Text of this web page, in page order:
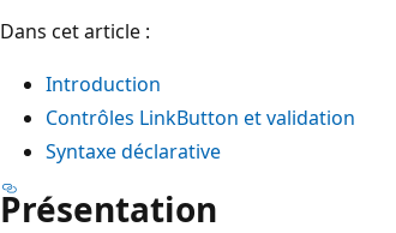
Dans cet article :
Introduction
Contrôles LinkButton et validation
Syntaxe déclarative
Présentation